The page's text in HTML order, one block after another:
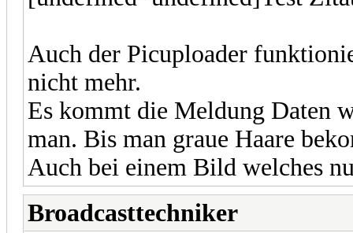
Auch der Picuploader
nicht mehr.
Es kommt die Meldung Daten
man. Bis man graue Haare
Auch bei einem Bild welches
Broadcasttechniker